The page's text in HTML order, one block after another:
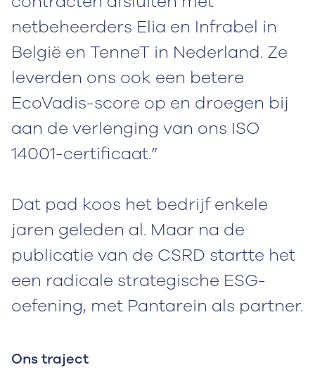
netbeheerders Elia en Infrabel in
België en TenneT in Nederland. Ze
leverden ons ook een betere
EcoVadis-score op en droegen bij
aan de verlenging van ons ISO
14001-certificaat.”
Dat pad koos het bedrijf enkele
jaren geleden al. Maar na de
publicatie van de CSRD startte het
een radicale strategische ESG-
oefening, met Pantarein als partner.
Ons traject